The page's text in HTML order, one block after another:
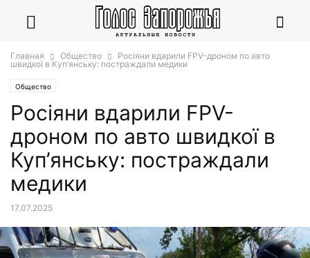
Главная Общество
Росіяни вдарили FPV-дроном по авто
швидкої в Куп’янську: постраждали медики
Общество
Росіяни вдарили FPV-
дроном по авто швидкої в
Куп’янську: постраждали
медики
17.07.2025